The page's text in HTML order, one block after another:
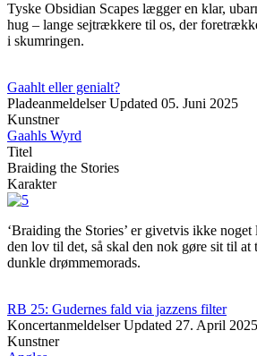
Tyske Obsidian Scapes lægger en klar,
hug – lange sejtrækkere til os, der
i skumringen.
Gaahlt eller genialt?
Pladeanmeldelser Updated 05. Juni 2025
Kunstner
Gaahls Wyrd
Titel
Braiding the Stories
Karakter
‘Braiding the Stories’ er givetvis ikke
den lov til det, så skal den nok gøre sit til
dunkle drømmemorads.
RB 25: Gudernes fald via jazzens filter
Koncertanmeldelser Updated 27. April 2025
Kunstner